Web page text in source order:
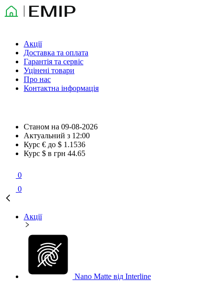
Акції
Доставка та оплата
Гарантія та сервіс
Уцінені товари
Про нас
Контактна інформація
Станом на 09-08-2026
Актуальний з 12:00
Курс € до $ 1.1536
Курс $ в грн 44.65
0
0
Акції
Nano Matte від Interline